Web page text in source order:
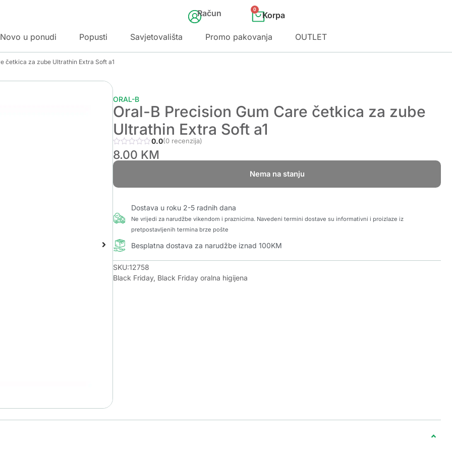
Račun 0
Novo u ponudi Popusti Savjetovališta Promo pakovanja OUTLET
četkica za zube Ultrathin Extra Soft a1
ORAL-B
Oral-B Precision Gum Care četkica za zube
Ultrathin Extra Soft a1
0.0(0 recenzija)
8.00 KM
Nema na stanju
Dostava u roku 2-5 radnih dana
Ne vrijedi za narudžbe vikendom i praznicima. Navedeni termini dostave su informativni i proizlaze iz
pretpostavljenih termina brze pošte
Besplatna dostava za narudžbe iznad 100KM
SKU:12758
Black Friday, Black Friday oralna higijena